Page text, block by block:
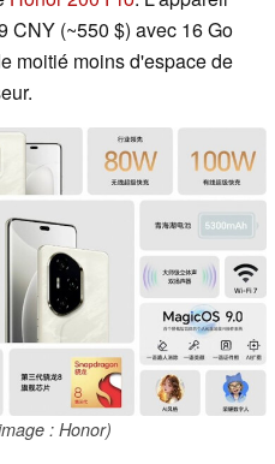
CNY (~550 $) avec 16 Go
moitié moins d'espace de
: Honor)